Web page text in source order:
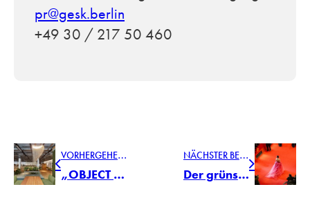
pr@gesk.berlin
+49 30 / 217 50 460
V
ORHERGEHENDER BEITRAG
„OBJECT CARPET x Ippolito Fleitz Group“ im Schwedischen Steuerbüro SKATTEVERKET
N
ÄCHSTER BEITRAG
Der grünste Rote Teppich der Welt: OBJECT CARPET auf der Berlinale 2023